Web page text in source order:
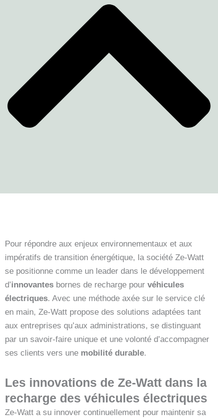
Pour répondre aux enjeux environnementaux et aux
impératifs de transition énergétique, la société Ze-Watt
se positionne comme un leader dans le développement
d’innovantes bornes de recharge pour véhicules
électriques. Avec une méthode axée sur le service clé
en main, Ze-Watt propose des solutions adaptées tant
aux entreprises qu’aux administrations, se distinguant
par un savoir-faire unique et une volonté d’accompagner
ses clients vers une mobilité durable.
Les innovations de Ze-Watt dans la
recharge des véhicules électriques
Ze-Watt a su innover continuellement pour maintenir sa